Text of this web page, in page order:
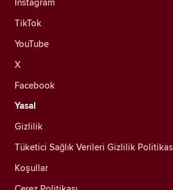
TikTok
YouTube
X
Facebook
Yasal
Gizlilik
Tüketici Sağlık Verileri Gizlilik
Koşullar